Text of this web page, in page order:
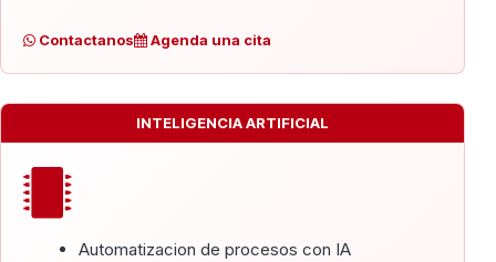
Contactanos Agenda una cita
INTELIGENCIA ARTIFICIAL
Automatizacion de procesos con IA